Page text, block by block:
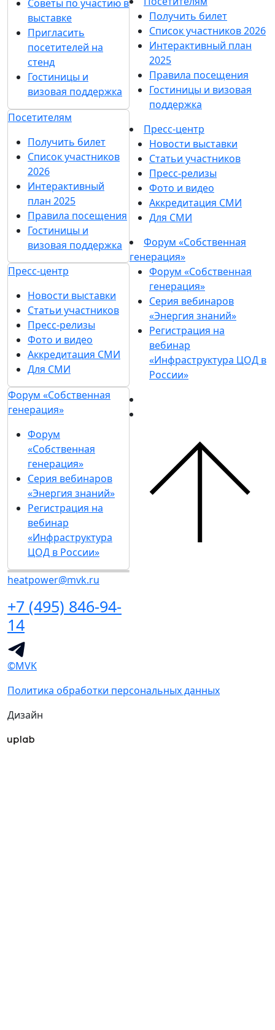
Советы по участию в
выставке
Пригласить
посетителей на
стенд
Гостиницы и
визовая поддержка
Посетителям
Получить билет
Список участников
2026
Интерактивный
план 2025
Правила посещения
Гостиницы и
визовая поддержка
Пресс-центр
Новости выставки
Статьи участников
Пресс-релизы
Фото и видео
Аккредитация СМИ
Для СМИ
Форум «Собственная
генерация»
Форум
«Собственная
генерация»
Серия вебинаров
«Энергия знаний»
Регистрация на
вебинар
«Инфраструктура
ЦОД в России»
heatpower@mvk.ru
+7 (495) 846-94-
14
Получить билет
Список участников 2026
Интерактивный план
2025
Правила посещения
Гостиницы и визовая
поддержка
Пресс-центр
Новости выставки
Статьи участников
Пресс-релизы
Фото и видео
Аккредитация СМИ
Для СМИ
Форум «Собственная
генерация»
Форум «Собственная
генерация»
Серия вебинаров
«Энергия знаний»
Регистрация на
вебинар
«Инфраструктура ЦОД в
России»
©MVK
Политика обработки персональных данных
Дизайн